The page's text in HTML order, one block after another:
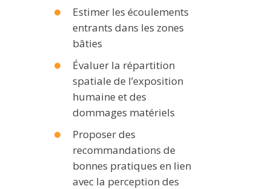
Estimer les écoulements
entrants dans les zones
bâties
Évaluer la répartition
spatiale de l’exposition
humaine et des
dommages matériels
Proposer des
recommandations de
bonnes pratiques en lien
avec la perception des